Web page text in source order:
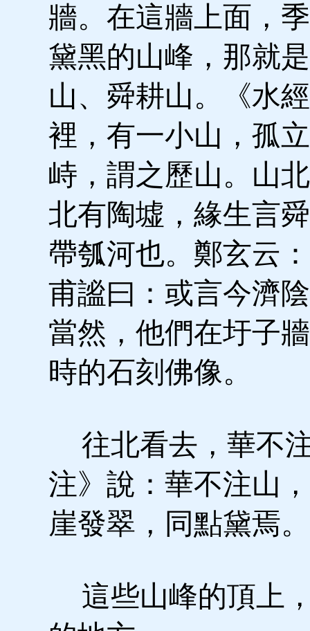
牆。在這牆上面，
黛黑的山峰，那就
山、舜耕山。《水
裡，有一小山，孤
峙，謂之歷山。山
北有陶墟，緣生言
帶瓠河也。鄭玄云
甫謐曰：或言今濟
當然，他們在圩子
時的石刻佛像。
往北看去，華不
注》說：華不注山
崖發翠，同點黛焉。
這些山峰的頂上